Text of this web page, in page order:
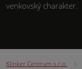
venkovský charakter.
Klinker Centrum s.r.o.